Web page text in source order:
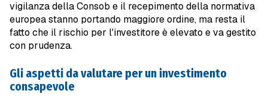
vigilanza della Consob e il recepimento della normativa
europea stanno portando maggiore ordine, ma resta il
fatto che il rischio per l'investitore è elevato e va gestito
con prudenza.
Gli aspetti da valutare per un investimento
consapevole